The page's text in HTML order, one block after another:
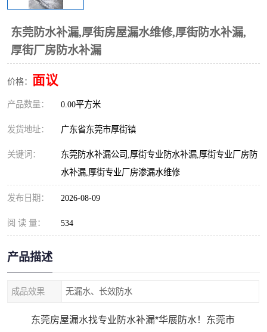
东莞防水补漏,厚街房屋漏水维修,厚街防水补漏,
厚街厂房防水补漏
价格： 面议
产品数量： 0.00平方米
发货地址： 广东省东莞市厚街镇
关键词：
东莞防水补漏公司,厚街专业防水补漏,厚街专业厂房防
水补漏,厚街专业厂房渗漏水维修
发布日期： 2026-08-09
阅 读 量： 534
产品描述
成品效果 无漏水、长效防水
东莞房屋漏水找专业防水补漏*华展防水！东莞市